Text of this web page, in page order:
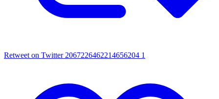
Retweet on Twitter 2067226462214656204 1